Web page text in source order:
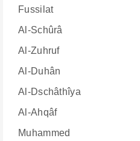
Fussilat
Al-Schûrâ
Al-Zuhruf
Al-Duhân
Al-Dschâthîya
Al-Ahqâf
Muhammed